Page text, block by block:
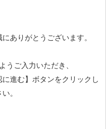
ありがとうございます。
うご入力いただき、
進む】ボタンをクリックし
。